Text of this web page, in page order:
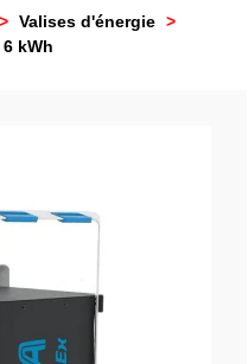
> Valises d'énergie >
kWh